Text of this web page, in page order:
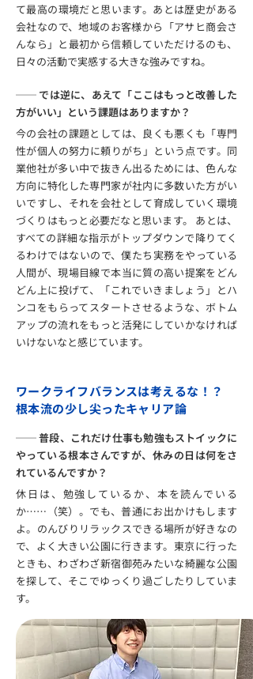
て最高の環境だと思います。あとは歴史がある
会社なので、地域のお客様から「アサヒ商会さ
んなら」と最初から信頼していただけるのも、
日々の活動で実感する大きな強みですね。
── では逆に、あえて「ここはもっと改善した
方がいい」という課題はありますか？
今の会社の課題としては、良くも悪くも「専門
性が個人の努力に頼りがち」という点です。同
業他社が多い中で抜きん出るためには、色んな
方向に特化した専門家が社内に多数いた方がい
いですし、それを会社として育成していく環境
づくりはもっと必要だなと思います。 あとは、
すべての詳細な指示がトップダウンで降りてく
るわけではないので、僕たち実務をやっている
人間が、現場目線で本当に質の高い提案をどん
どん上に投げて、「これでいきましょう」とハ
ンコをもらってスタートさせるような、ボトム
アップの流れをもっと活発にしていかなければ
いけないなと感じています。
ワークライフバランスは考えるな！？
根本流の少し尖ったキャリア論
── 普段、これだけ仕事も勉強もストイックに
やっている根本さんですが、休みの日は何をさ
れているんですか？
休日は、勉強しているか、本を読んでいる
か……（笑）。でも、普通にお出かけもします
よ。のんびりリラックスできる場所が好きなの
で、よく大きい公園に行きます。東京に行った
ときも、わざわざ新宿御苑みたいな綺麗な公園
を探して、そこでゆっくり過ごしたりしていま
す。